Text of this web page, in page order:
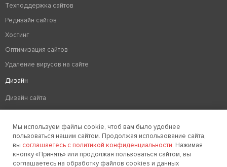
Техподдержка сайтов
Редизайн сайтов
Хостинг
Оптимизация сайтов
Удаление вирусов на сайте
Дизайн
Дизайн сайта
Создание фирменного стиля
+7 (922) 517-52-20
Мы используем файлы cookie, чтоб вам было удобнее
пользоваться нашим сайтом. Продолжая использование сайта,
вы соглашаетесь с политикой конфиденциальности. Нажимая
кнопку «Принять» или продолжая пользоваться сайтом, вы
соглашаетесь на обработку файлов cookies и данных